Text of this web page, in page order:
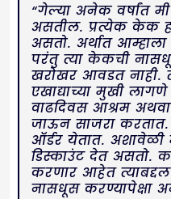
“गेल्या अनेक वर्षांत
असतील. प्रत्येक केक
असतो. अर्थात
परंतु त्या केकची
खरोखर आवडत
एखाद्याच्या मुखी
वाढदिवस आश्रम अथवा
जाऊन साजरा
ऑर्डर येतात. अशावेळी
डिस्काउंट देत असतो.
करणार आहेत
नासधूस करण्यापेक्षा